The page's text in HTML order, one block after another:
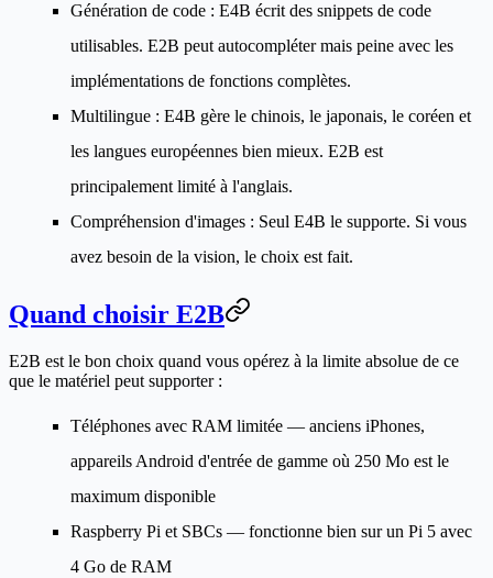
Génération de code : E4B écrit des snippets de code
utilisables. E2B peut autocompléter mais peine avec les
implémentations de fonctions complètes.
Multilingue : E4B gère le chinois, le japonais, le coréen et
les langues européennes bien mieux. E2B est
principalement limité à l'anglais.
Compréhension d'images : Seul E4B le supporte. Si vous
avez besoin de la vision, le choix est fait.
Quand choisir E2B
E2B est le bon choix quand vous opérez à la limite absolue de ce
que le matériel peut supporter :
Téléphones avec RAM limitée — anciens iPhones,
appareils Android d'entrée de gamme où 250 Mo est le
maximum disponible
Raspberry Pi et SBCs — fonctionne bien sur un Pi 5 avec
4 Go de RAM